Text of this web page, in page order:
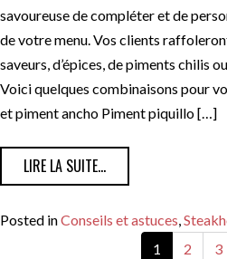
savoureuse de compléter et de
de votre menu. Vos clients
saveurs, d’épices, de piments chilis
Voici quelques combinaisons pour
et piment ancho Piment piquillo […]
LIRE LA SUITE…
Posted inConseils et astuces
1
2 3